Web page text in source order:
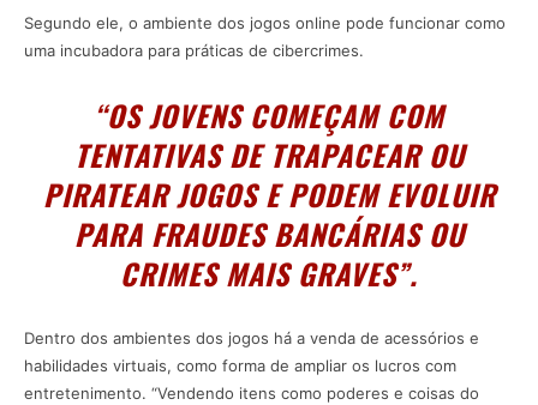
Segundo ele, o ambiente dos jogos online pode funcionar como
uma incubadora para práticas de cibercrimes.
“OS JOVENS COMEÇAM COM
TENTATIVAS DE TRAPACEAR OU
PIRATEAR JOGOS E PODEM EVOLUIR
PARA FRAUDES BANCÁRIAS OU
CRIMES MAIS GRAVES”.
Dentro dos ambientes dos jogos há a venda de acessórios e
habilidades virtuais, como forma de ampliar os lucros com
entretenimento. “Vendendo itens como poderes e coisas do